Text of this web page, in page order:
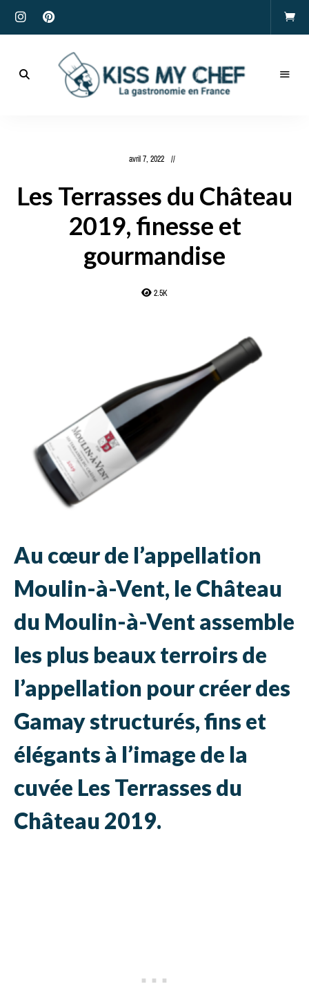
avril 7, 2022
Les Terrasses du Château
2019, finesse et
gourmandise
2.5K
Au cœur de l’appellation
Moulin-à-Vent, le Château
du Moulin-à-Vent assemble
les plus beaux terroirs de
l’appellation pour créer des
Gamay structurés, fins et
élégants à l’image de la
cuvée Les Terrasses du
Château 2019.